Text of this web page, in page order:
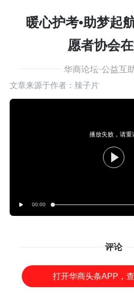
暖心护考•助梦起
愿者协会
华商论坛·公益互
文章来源于作者：辣子片
00:00
播放失败，请重
评论
打开华商头条APP，